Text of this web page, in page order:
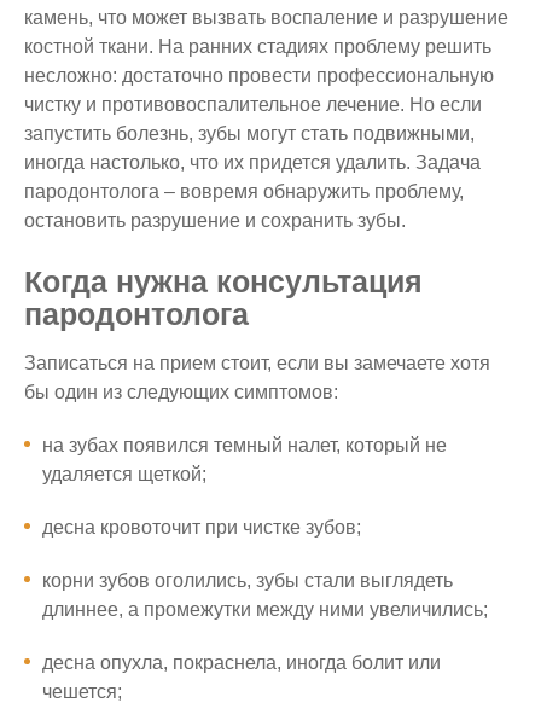
камень, что может вызвать воспаление и разрушение
костной ткани. На ранних стадиях проблему решить
несложно: достаточно провести профессиональную
чистку и противовоспалительное лечение. Но если
запустить болезнь, зубы могут стать подвижными,
иногда настолько, что их придется удалить. Задача
пародонтолога – вовремя обнаружить проблему,
остановить разрушение и сохранить зубы.
Когда нужна консультация
пародонтолога
Записаться на прием стоит, если вы замечаете хотя
бы один из следующих симптомов:
на зубах появился темный налет, который не
удаляется щеткой;
десна кровоточит при чистке зубов;
корни зубов оголились, зубы стали выглядеть
длиннее, а промежутки между ними увеличились;
десна опухла, покраснела, иногда болит или
чешется;